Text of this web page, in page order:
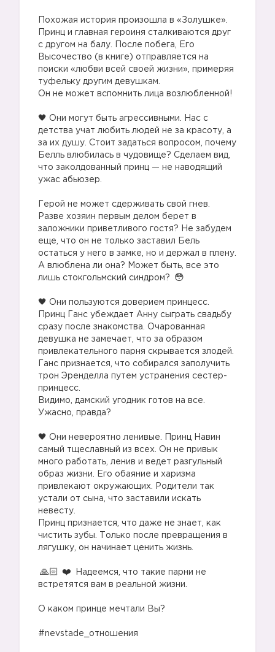
Похожая история произошла в «Золушке».
Принц и главная героиня сталкиваются друг
с другом на балу. После побега, Его
Высочество (в книге) отправляется на
поиски «любви всей своей жизни», примеряя
туфельку другим девушкам.
Он не может вспомнить лица возлюбленной!
🖤 Они могут быть агрессивными. Нас с
детства учат любить людей не за красоту, а
за их душу. Стоит задаться вопросом, почему
Белль влюбилась в чудовище? Сделаем вид,
что заколдованный принц — не наводящий
ужас абьюзер.
Герой не может сдерживать свой гнев.
Разве хозяин первым делом берет в
заложники приветливого гостя? Не забудем
еще, что он не только заставил Бель
остаться у него в замке, но и держал в плену.
А влюблена ли она? Может быть, все это
лишь стокгольмский синдром?
🖤 Они пользуются доверием принцесс.
Принц Ганс убеждает Анну сыграть свадьбу
сразу после знакомства. Очарованная
девушка не замечает, что за образом
привлекательного парня скрывается злодей.
Ганс признается, что собирался заполучить
трон Эренделла путем устранения сестер-
принцесс.
Видимо, дамский угодник готов на все.
Ужасно, правда?
🖤 Они невероятно ленивые. Принц Навин
самый тщеславный из всех. Он не привык
много работать, ленив и ведет разгульный
образ жизни. Его обаяние и харизма
привлекают окружающих. Родители так
устали от сына, что заставили искать
невесту.
Принц признается, что даже не знает, как
чистить зубы. Только после превращения в
лягушку, он начинает ценить жизнь.
Надеемся, что такие парни не
встретятся вам в реальной жизни.
О каком принце мечтали Вы?
#nevstade_отношения